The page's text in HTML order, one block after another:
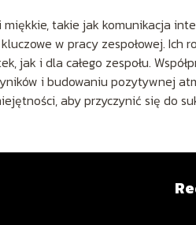
takie jak komunikacja
w pracy zespołowej.
jak i dla całego zespołu.
i budowaniu pozytywnej
aby przyczynić się do